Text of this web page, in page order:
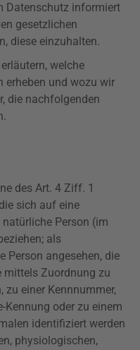
Datenschutz informiert
gesetzlichen
diese einzuhalten.
welche
erheben und wozu wir
die nachfolgenden
des Art. 4 Ziff. 1
sich auf eine
Person (im
als
Person angesehen, die
mittels Zuordnung zu
zu einer Kennnummer,
Kennung oder zu einem
identifiziert werden
physiologischen,